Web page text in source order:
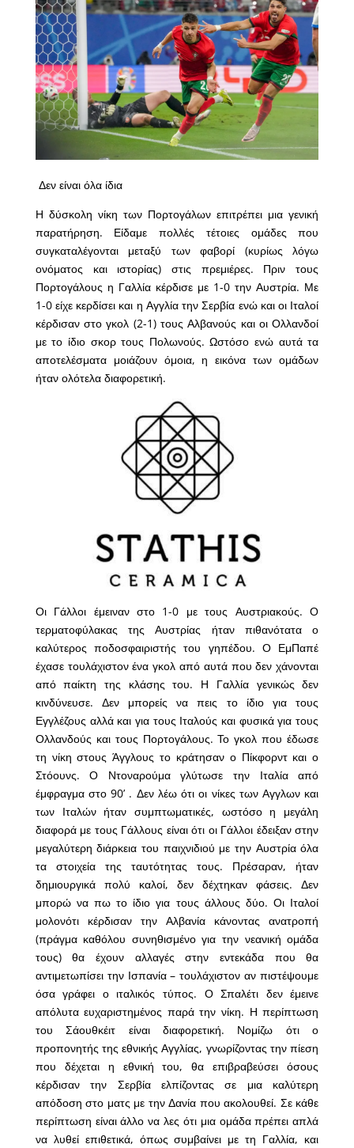
Δεν είναι όλα ίδια
Η δύσκολη νίκη των Πορτογάλων επιτρέπει μια γενική
παρατήρηση. Είδαμε πολλές τέτοιες ομάδες που
συγκαταλέγονται μεταξύ των φαβορί (κυρίως λόγω
ονόματος και ιστορίας) στις πρεμιέρες. Πριν τους
Πορτογάλους η Γαλλία κέρδισε με 1-0 την Αυστρία. Με
1-0 είχε κερδίσει και η Αγγλία την Σερβία ενώ και οι Ιταλοί
κέρδισαν στο γκολ (2-1) τους Αλβανούς και οι Ολλανδοί
με το ίδιο σκορ τους Πολωνούς. Ωστόσο ενώ αυτά τα
αποτελέσματα μοιάζουν όμοια, η εικόνα των ομάδων
ήταν ολότελα διαφορετική.
Οι Γάλλοι έμειναν στο 1-0 με τους Αυστριακούς. Ο
τερματοφύλακας της Αυστρίας ήταν πιθανότατα ο
καλύτερος ποδοσφαιριστής του γηπέδου. Ο ΕμΠαπέ
έχασε τουλάχιστον ένα γκολ από αυτά που δεν χάνονται
από παίκτη της κλάσης του. Η Γαλλία γενικώς δεν
κινδύνευσε. Δεν μπορείς να πεις το ίδιο για τους
Εγγλέζους αλλά και για τους Ιταλούς και φυσικά για τους
Ολλανδούς και τους Πορτογάλους. Το γκολ που έδωσε
τη νίκη στους Άγγλους το κράτησαν ο Πίκφορντ και ο
Στόουνς. Ο Ντοναρούμα γλύτωσε την Ιταλία από
έμφραγμα στο 90’ . Δεν λέω ότι οι νίκες των Αγγλων και
των Ιταλών ήταν συμπτωματικές, ωστόσο η μεγάλη
διαφορά με τους Γάλλους είναι ότι οι Γάλλοι έδειξαν στην
μεγαλύτερη διάρκεια του παιχνιδιού με την Αυστρία όλα
τα στοιχεία της ταυτότητας τους. Πρέσαραν, ήταν
δημιουργικά πολύ καλοί, δεν δέχτηκαν φάσεις. Δεν
μπορώ να πω το ίδιο για τους άλλους δύο. Οι Ιταλοί
μολονότι κέρδισαν την Αλβανία κάνοντας ανατροπή
(πράγμα καθόλου συνηθισμένο για την νεανική ομάδα
τους) θα έχουν αλλαγές στην εντεκάδα που θα
αντιμετωπίσει την Ισπανία – τουλάχιστον αν πιστέψουμε
όσα γράφει ο ιταλικός τύπος. Ο Σπαλέτι δεν έμεινε
απόλυτα ευχαριστημένος παρά την νίκη. Η περίπτωση
του Σάουθκέιτ είναι διαφορετική. Νομίζω ότι ο
προπονητής της εθνικής Αγγλίας, γνωρίζοντας την πίεση
που δέχεται η εθνική του, θα επιβραβεύσει όσους
κέρδισαν την Σερβία ελπίζοντας σε μια καλύτερη
απόδοση στο ματς με την Δανία που ακολουθεί. Σε κάθε
περίπτωση είναι άλλο να λες ότι μια ομάδα πρέπει απλά
να λυθεί επιθετικά, όπως συμβαίνει με τη Γαλλία, και